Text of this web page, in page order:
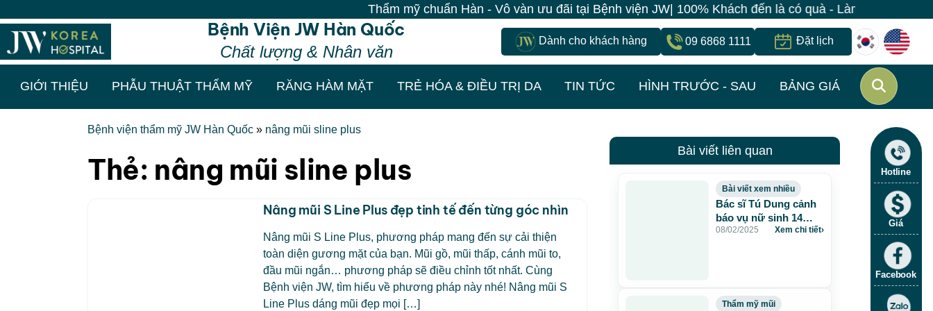
Thẩm mỹ chuẩn Hàn - Vô vàn ưu đãi tại Bệnh viện JW| 100% Khách đến là có quà - Làm đẹp đồng
Bệnh Viện JW Hàn Quốc
Chất lượng & Nhân văn
Dành cho khách hàng 09 6868 1111 Đặt lịch
GIỚI THIỆU PHẪU THUẬT THẨM MỸ RĂNG HÀM MẶT TRẺ HÓA & ĐIỀU TRỊ DA TIN TỨC HÌNH TRƯỚC - SAU BẢNG GIÁ
Bệnh viện thẩm mỹ JW Hàn Quốc » nâng mũi sline plus
Thẻ: nâng mũi sline plus
Nâng mũi S Line Plus đẹp tinh tế đến từng góc nhìn
Nâng mũi S Line Plus, phương pháp mang đến sự cải thiện
toàn diện gương mặt của bạn. Mũi gồ, mũi thấp, cánh mũi to,
đầu mũi ngắn… phương pháp sẽ điều chỉnh tốt nhất. Cùng
Bệnh viện JW, tìm hiểu về phương pháp này nhé! Nâng mũi S
Line Plus dáng mũi đẹp mọi […]
Bài viết liên quan
Bài viết xem nhiều
Bác sĩ Tú Dung cảnh
báo vụ nữ sinh 14
tuổi suýt mù mắt vì tự
08/02/2025 Xem chi tiết›
Thẩm mỹ mũi
Hotline
Giá
Facebook